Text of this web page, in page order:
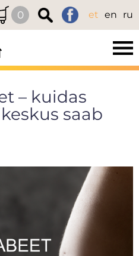
0 et en ru
– kuidas
saab